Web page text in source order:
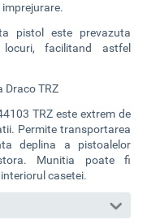
imprejurare.
pistol este prevazuta
facilitand astfel
Draco TRZ
TRZ este extrem de
Permite transportarea
deplina a pistoalelor
Munitia poate fi
casetei.